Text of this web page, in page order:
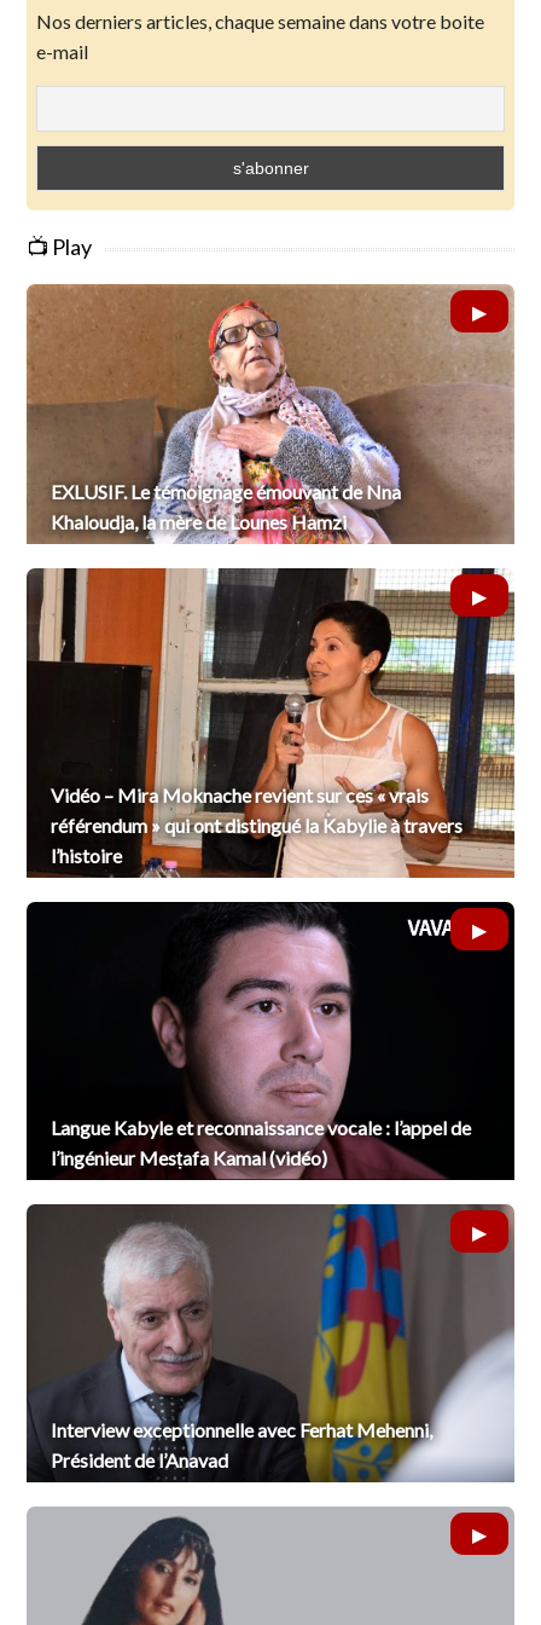
Nos derniers articles, chaque semaine dans votre boite
e-mail
📺 Play
EXLUSIF. Le témoignage émouvant de Nna
Khaloudja, la mère de Lounes Hamzi
Vidéo – Mira Moknache revient sur ces « vrais
référendum » qui ont distingué la Kabylie à travers
l’histoire
Langue Kabyle et reconnaissance vocale : l’appel de
l’ingénieur Mesṭafa Kamal (vidéo)
Interview exceptionnelle avec Ferhat Mehenni,
Président de l’Anavad